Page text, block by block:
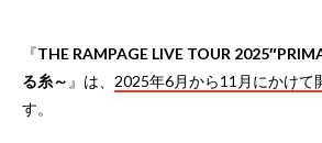
『THE RAMPAGE LIVE TOUR
る糸～ 』は、 2025年6月から11月にかけて
す。